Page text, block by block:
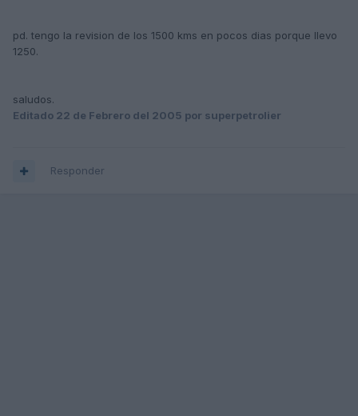
pd. tengo la revision de los 1500 kms en pocos dias porque llevo
1250.
saludos.
Editado 22 de Febrero del 2005 por superpetrolier
Responder